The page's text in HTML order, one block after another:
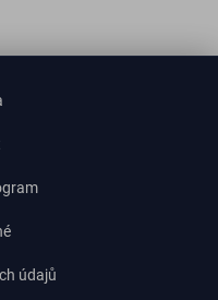
údajů